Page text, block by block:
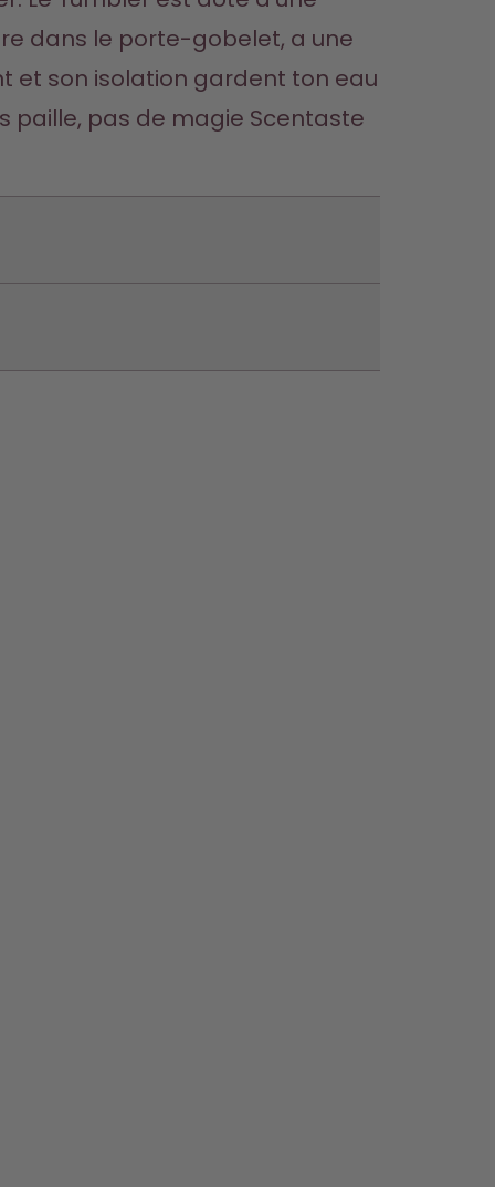
dans le porte-gobelet, a une
et son isolation gardent ton eau
paille, pas de magie Scentaste